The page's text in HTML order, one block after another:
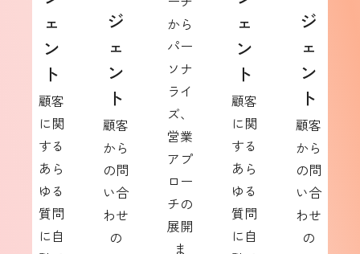
ェ
ン
ト
顧客
に関
する
あら
ゆる
質問
に自
ジ
ェ
ン
ト
顧客
から
の問
い合
わせ
の
から
パー
ソナ
ライ
ズ、
営業
アプ
ロー
チの
展開
ま
ェ
ン
ト
顧客
に関
する
あら
ゆる
質問
に自
ジ
ェ
ン
ト
顧客
から
の問
い合
わせ
の